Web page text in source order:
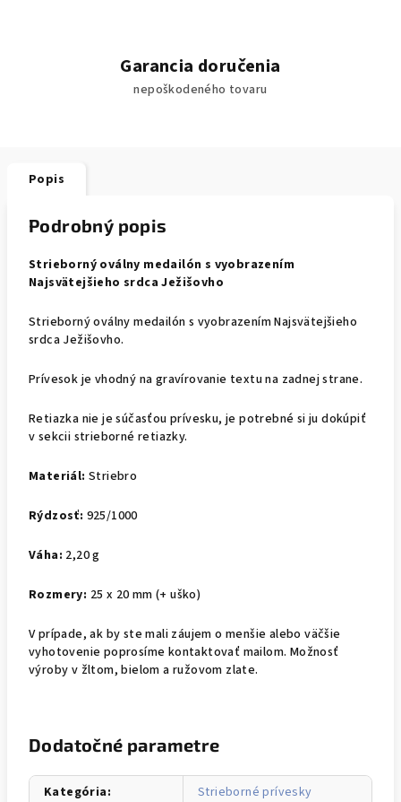
Garancia doručenia
nepoškodeného tovaru
Popis
Podrobný popis
Strieborný oválny medailón s vyobrazením
Najsvätejšieho srdca Ježišovho
Strieborný oválny medailón s vyobrazením Najsvätejšieho
srdca Ježišovho.
Prívesok je vhodný na gravírovanie textu na zadnej strane.
Retiazka nie je súčasťou prívesku, je potrebné si ju dokúpiť
v sekcii strieborné retiazky.
Materiál: Striebro
Rýdzosť: 925/1000
Váha: 2,20 g
Rozmery: 25 x 20 mm (+ uško)
V prípade, ak by ste mali záujem o menšie alebo väčšie
vyhotovenie poprosíme kontaktovať mailom. Možnosť
výroby v žltom, bielom a ružovom zlate.
Dodatočné parametre
Kategória:
Strieborné prívesky